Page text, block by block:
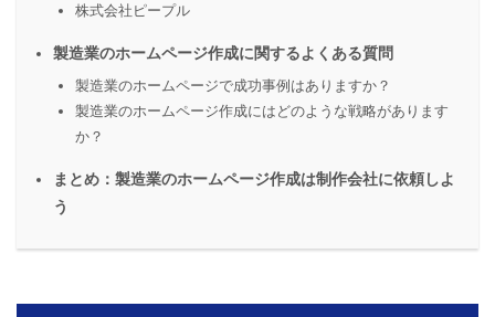
株式会社ピープル
製造業のホームページ作成に関するよくある質問
製造業のホームページで成功事例はありますか？
製造業のホームページ作成にはどのような戦略があります
か？
まとめ：製造業のホームページ作成は制作会社に依頼しよ
う